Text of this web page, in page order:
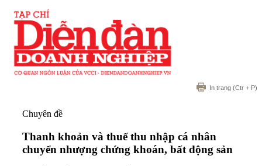
In trang (Ctr + P)
Chuyên đề
Thanh khoản và thuế thu nhập cá nhân
chuyển nhượng chứng khoán, bất động sản